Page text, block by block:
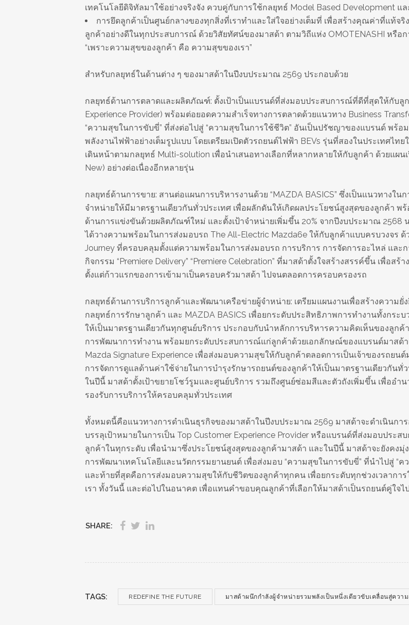
เทคโนโลยีดิจิทัลมาใช้อย่างจริงจัง ควบคู่กับการใช้กลยุทธ์ Model Based Development แล
การยึดลูกค้าเป็นศูนย์กลางของทุกสิ่งที่เราทำและใส่ใจอย่างเต็มที่ เพื่อสร้างคุณค่าที่แท้จ
ลูกค้าอย่างดีในทุกประสบการณ์ ด้วยวิสัยทัศน์ของมาสด้า ตามวิถีแห่ง OMOTENASHI หรือก
“เพราะความสุขของลูกค้า คือ ความสุขของเรา”
สำหรับกลยุทธ์ในด้านต่าง ๆ ของมาสด้าในปีงบประมาณ 2569 ประกอบด้วย
กลยุทธ์ด้านการตลาดและผลิตภัณฑ์: ตั้งเป้าเป็นแบรนด์ที่ส่งมอบประสบการณ์ที่ดีที่สุดให้กับลู
Experience Provider) พร้อมต่อยอดความสำเร็จทางการตลาดด้วยแนวทาง Business
“ความสุขในการขับขี่” ที่ส่งต่อไปสู่ “ความสุขในการใช้ชีวิต” อันเป็นปรัชญาของแบรนด์ พร้อ
พลังงานไฟฟ้าอย่างเต็มรูปแบบ โดยเตรียมเปิดตัวรถยนต์ไฟฟ้า BEVs รุ่นที่สองในประเทศไท
เดินหน้าตามกลยุทธ์ Multi-solution เพื่อนำเสนอทางเลือกที่หลากหลายให้กับลูกค้า ด้วยแผน
New) อย่างต่อเนื่องอีกหลายรุ่น
กลยุทธ์ด้านการขาย: สานต่อแผนการบริหารงานด้วย “MAZDA BASICS” ซึ่งเป็นแนวทางใน
จำหน่ายให้มีมาตรฐานเดียวกันทั่วประเทศ เพื่อผลักดันให้เกิดผลประโยชน์สูงสุดของลูกค้า พ
ด้านการแข่งขันด้วยผลิตภัณฑ์ใหม่ และตั้งเป้าจำหน่ายเพิ่มขึ้น 20% จากปีงบประมาณ 2568
ได้วางความพร้อมในการส่งมอบรถ The All-Electric Mazda6e ให้กับลูกค้าแบบครบวงจร ด้
Journey ที่ครอบคลุมตั้งแต่ความพร้อมในการส่งมอบรถ การบริการ การจัดการอะไหล่ และ
กิจกรรม “Premiere Delivery” “Premiere Celebration” ที่มาสด้าตั้งใจสร้างสรรค์ขึ้น เพื่อส
ตั้งแต่ก้าวแรกของการเข้ามาเป็นครอบครัวมาสด้า ไปจนตลอดการครอบครองรถ
กลยุทธ์ด้านการบริการลูกค้าและพัฒนาเครือข่ายผู้จำหน่าย: เตรียมแผนงานเพื่อสร้างความยั่
กลยุทธ์การรักษาลูกค้า และ MAZDA BASICS เพื่อยกระดับประสิทธิภาพการทำงานทั้งกระ
ให้เป็นมาตรฐานเดียวกันทุกศูนย์บริการ ประกอบกับนำหลักการบริหารความคิดเห็นของลูกค้
การพัฒนาการทำงาน พร้อมยกระดับประสบการณ์แก่ลูกค้าด้วยเอกลักษณ์ของแบรนด์มาสด้า
Mazda Signature Experience เพื่อส่งมอบความสุขให้กับลูกค้าตลอดการเป็นเจ้าของรถยน
การจัดการดูแลด้านค่าใช้จ่ายในการบำรุงรักษารถยนต์ของลูกค้าให้เป็นมาตรฐานเดียวกันทั่
ในปีนี้ มาสด้าตั้งเป้าขยายโชว์รูมและศูนย์บริการ รวมถึงศูนย์ซ่อมสีและตัวถังเพิ่มขึ้น เพื่ออำ
รองรับการบริการให้ครอบคลุมทั่วประเทศ
ทั้งหมดนี้คือแนวทางการดำเนินธุรกิจของมาสด้าในปีงบประมาณ 2569 มาสด้าจะดำเนินการ
บรรลุเป้าหมายในการเป็น Top Customer Experience Provider หรือแบรนด์ที่ส่งมอบประ
ลูกค้าในทุกระดับ เพื่อนำมาซึ่งประโยชน์สูงสุดของลูกค้ามาสด้า และในปีนี้ มาสด้าจะยังคงมุ่
การพัฒนาเทคโนโลยีและนวัตกรรมยานยนต์ เพื่อส่งมอบ “ความสุขในการขับขี่” ที่นำไปสู่ “ค
และท้ายที่สุดคือการส่งมอบความสุขให้กับชีวิตของลูกค้าทุกคน เพื่อยกระดับทุกช่วงเวลากา
เรา ทั้งวันนี้ และต่อไปในอนาคต เพื่อแทนคำขอบคุณลูกค้าที่เลือกให้มาสด้าเป็นรถยนต์คู่ใจไ
SHARE:
TAGS: REDEFINE THE FUTURE มาสด้าผนึกกำลังผู้จำหน่ายรวมพลังเป็นหนึ่งเดียวขับเคลื่อนสู่ความส